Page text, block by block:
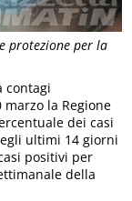
protezione per la
contagi
la Regione
dei casi
ultimi 14 giorni
positivi per
della